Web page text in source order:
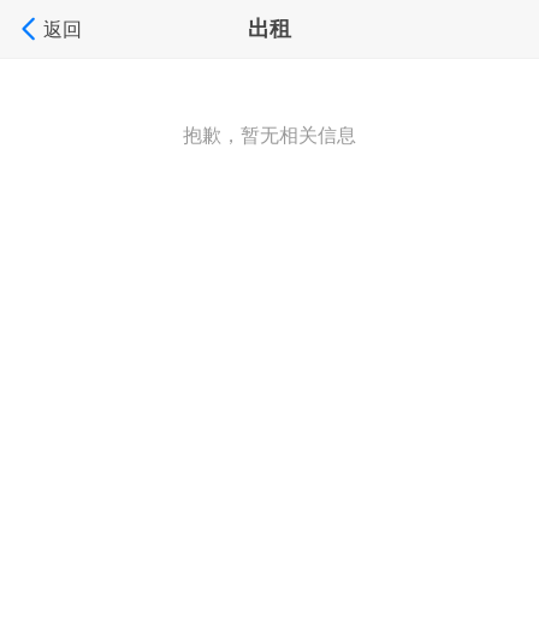
返回 出租
抱歉，暂无相关信息